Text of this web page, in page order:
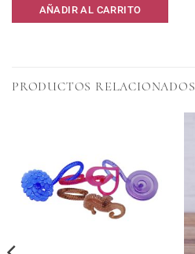
AÑADIR AL CARRITO
PRODUCTOS RELACIONADOS